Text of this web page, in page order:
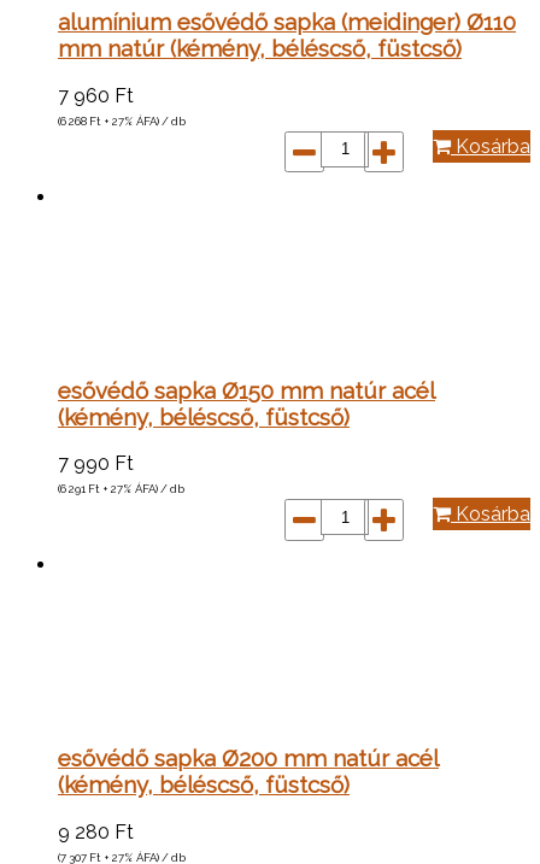
alumínium esővédő sapka (meidinger) Ø110
mm natúr (kémény, béléscső, füstcső)
7 960 Ft
(6 268 Ft + 27% ÁFA) / db
Kosárba
esővédő sapka Ø150 mm natúr acél
(kémény, béléscső, füstcső)
7 990 Ft
(6 291 Ft + 27% ÁFA) / db
Kosárba
esővédő sapka Ø200 mm natúr acél
(kémény, béléscső, füstcső)
9 280 Ft
(7 307 Ft + 27% ÁFA) / db